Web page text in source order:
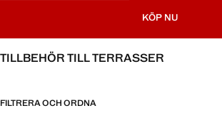
KÖP NU
TILLBEHÖR TILL TERRASSER
FILTRERA OCH ORDNA